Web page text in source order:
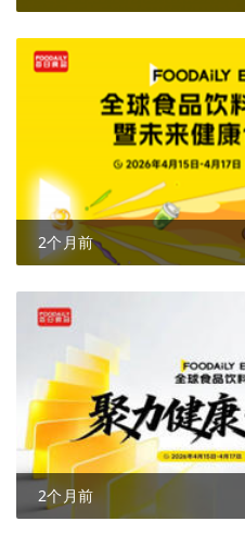
2个月前
2个月前